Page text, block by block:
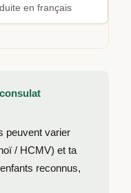
en français
peuvent varier
/ HCMV) et ta
reconnus,